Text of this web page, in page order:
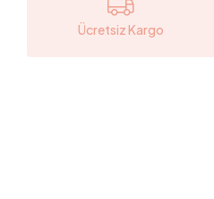
Ücretsiz Kargo